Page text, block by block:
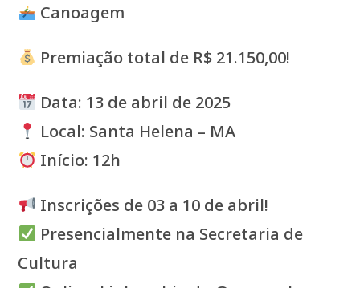
Canoagem
Premiação total de R$ 21.150,00!
Data: 13 de abril de 2025
Local: Santa Helena – MA
Início: 12h
Inscrições de 03 a 10 de abril!
Presencialmente na Secretaria de
Cultura